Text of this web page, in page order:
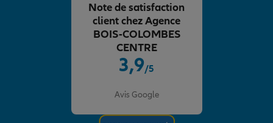
Investissements immobiliers
Changer de voiture
Préparer l’avenir
Assurance auto
3,9/5
Avis Google
Note de satisfaction
client chez Agence
BOIS-COLOMBES
CENTRE